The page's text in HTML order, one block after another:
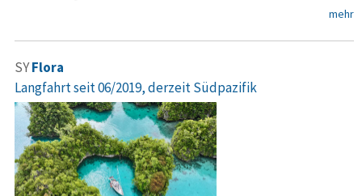
mehr
SYFlora
Langfahrt seit 06/2019, derzeit Südpazifik